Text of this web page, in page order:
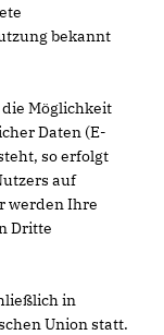
bekannt
Möglichkeit
Daten (E-
so erfolgt
auf
werden Ihre
Dritte
in
Union statt.